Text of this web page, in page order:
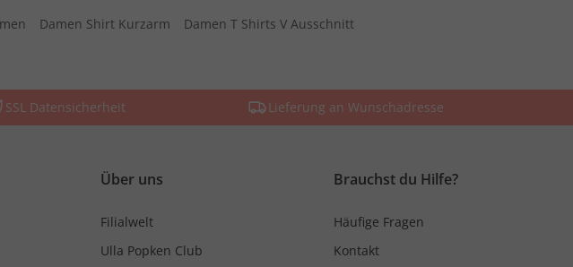
Damen Shirt Kurzarm
Damen T Shirts V Ausschnitt
SSL Datensicherheit Lieferung an Wunschadresse
Über uns
Filialwelt
Ulla Popken Club
Brauchst du Hilfe?
Häufige Fragen
Kontakt